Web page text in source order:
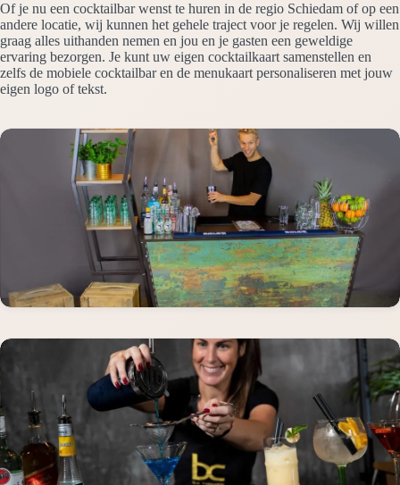
Of je nu een cocktailbar wenst te huren in de regio Schiedam of op een
andere locatie, wij kunnen het gehele traject voor je regelen. Wij willen
graag alles uithanden nemen en jou en je gasten een geweldige
ervaring bezorgen. Je kunt uw eigen cocktailkaart samenstellen en
zelfs de mobiele cocktailbar en de menukaart personaliseren met jouw
eigen logo of tekst.